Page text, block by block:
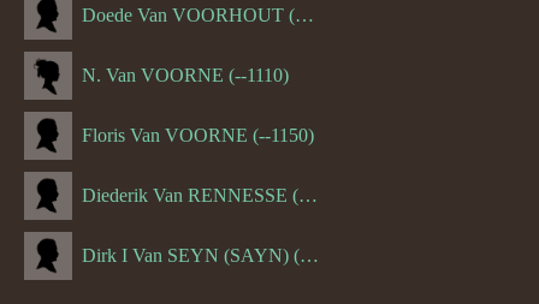
Doede Van VOORHOUT (Van FORNEHOLT) (--1101)
N. Van VOORNE (--1110)
Floris Van VOORNE (--1150)
Diederik Van RENNESSE (--1144)
Dirk I Van SEYN (SAYN) (--1120)